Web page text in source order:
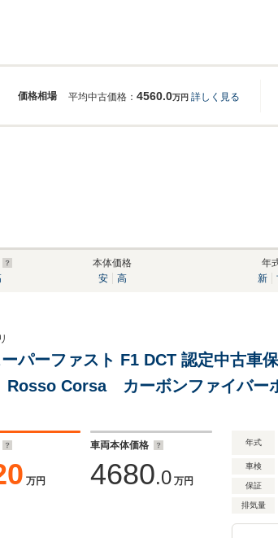
価格相場 平均中古価格： 4560.0万円 詳しく見る
本体価格
安
高
年
新
パーファスト F1 DCT 認定中古
Rosso Corsa カーボンファイバー
万円
車両本体価格
4680.0 万円
年式
車検
保証
排気量